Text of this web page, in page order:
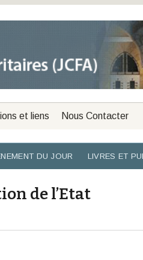
et liens Nous Contacter
DU JOUR LIVRES ET
de l’Etat